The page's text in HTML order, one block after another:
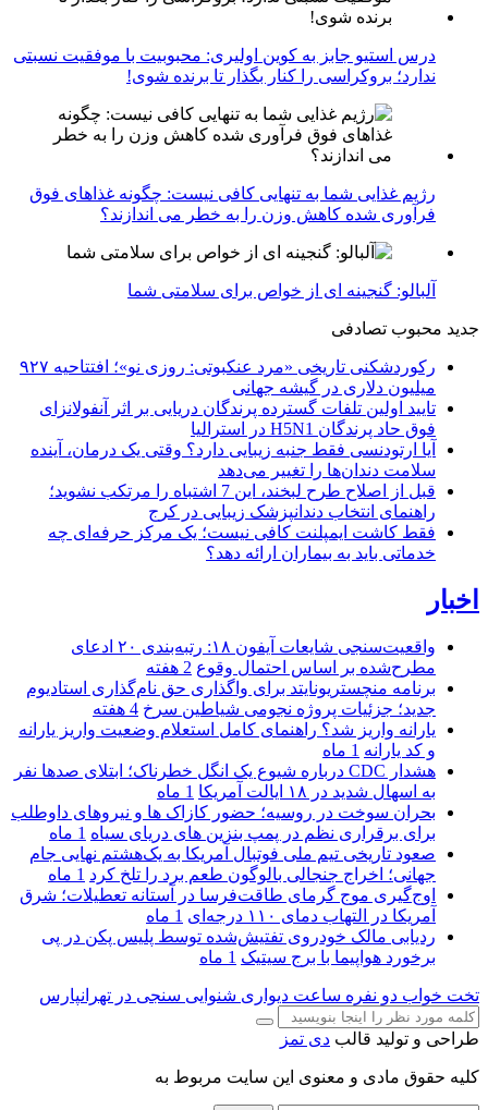
درس استیو جابز به کوین اولیری: محبوبیت با موفقیت نسبتی
ندارد؛ بروکراسی را کنار بگذار تا برنده شوی!
رژیم غذایی شما به تنهایی کافی نیست: چگونه غذاهای فوق
فرآوری شده کاهش وزن را به خطر می اندازند؟
آلبالو: گنجینه ای از خواص برای سلامتی شما
جدید محبوب تصادفی
رکوردشکنی تاریخی «مرد عنکبوتی: روزی نو»؛ افتتاحیه ۹۲۷
میلیون دلاری در گیشه جهانی
تایید اولین تلفات گسترده پرندگان دریایی بر اثر آنفولانزای
فوق حاد پرندگان H5N1 در استرالیا
آیا ارتودنسی فقط جنبه زیبایی دارد؟ وقتی یک درمان، آینده
سلامت دندان‌ها را تغییر می‌دهد
قبل از اصلاح طرح لبخند، این 7 اشتباه را مرتکب نشوید؛
راهنمای انتخاب دندانپزشک زیبایی در کرج
فقط کاشت ایمپلنت کافی نیست؛ یک مرکز حرفه‌ای چه
خدماتی باید به بیماران ارائه دهد؟
اخبار
واقعیت‌سنجی شایعات آیفون ۱۸: رتبه‌بندی ۲۰ ادعای
مطرح‌شده بر اساس احتمال وقوع 2 هفته
برنامه منچستریونایتد برای واگذاری حق نام‌گذاری استادیوم
جدید؛ جزئیات پروژه نجومی شیاطین سرخ 4 هفته
یارانه واریز شد؟ راهنمای کامل استعلام وضعیت واریز یارانه
و کد یارانه 1 ماه
هشدار CDC درباره شیوع یک انگل خطرناک؛ ابتلای صدها نفر
به اسهال شدید در ۱۸ ایالت آمریکا
1 ماه
بحران سوخت در روسیه؛ حضور کازاک‌ ها و نیروهای داوطلب
برای برقراری نظم در پمپ بنزین‌ های دریای سیاه 1 ماه
صعود تاریخی تیم ملی فوتبال آمریکا به یک‌هشتم نهایی جام
جهانی؛ اخراج جنجالی بالوگون طعم برد را تلخ کرد 1 ماه
اوج‌گیری موج گرمای طاقت‌فرسا در آستانه تعطیلات؛ شرق
آمریکا در التهاب دمای ۱۱۰ درجه‌ای
1 ماه
ردیابی مالک خودروی تفتیش‌شده توسط پلیس پکن در پی
برخورد هواپیما با برج سیتیک 1 ماه
تخت خواب دو نفره ساعت دیواری شنوایی سنجی در تهرانپارس
طراحی و تولید قالب دی تمز
کلیه حقوق مادی و معنوی این سایت مربوط به